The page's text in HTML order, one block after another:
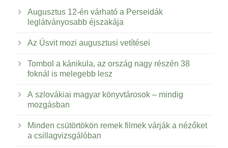
Augusztus 12-én várható a Perseidák
leglátványosabb éjszakája
Az Úsvit mozi augusztusi vetítései
Tombol a kánikula, az ország nagy részén 38
foknál is melegebb lesz
A szlovákiai magyar könyvtárosok – mindig
mozgásban
Minden csütörtökön remek filmek várják a nézőket
a csillagvizsgálóban